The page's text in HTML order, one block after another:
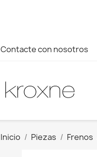
Contacte con nosotros
Inicio Piezas Frenos